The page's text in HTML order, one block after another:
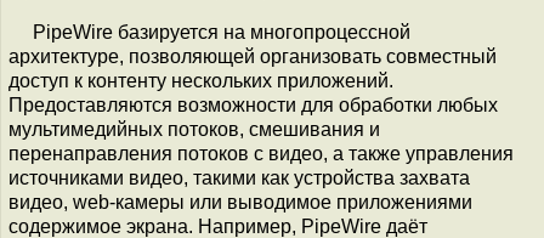
PipeWire базируется на многопроцессной
архитектуре, позволяющей организовать совместный
доступ к контенту нескольких приложений.
Предоставляются возможности для обработки любых
мультимедийных потоков, смешивания и
перенаправления потоков с видео, а также управления
источниками видео, такими как устройства захвата
видео, web-камеры или выводимое приложениями
содержимое экрана. Например, PipeWire даёт